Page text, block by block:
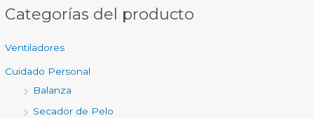
Categorías del producto
Ventiladores
Cuidado Personal
Balanza
Secador de Pelo